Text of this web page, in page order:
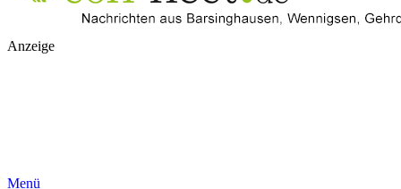
Anzeige
Menü